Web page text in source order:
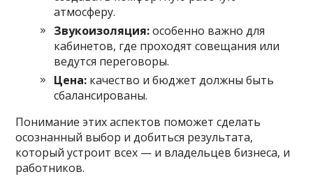
атмосферу.
Звукоизоляция:особенно важно для
кабинетов, где проходят совещания или
ведутся переговоры.
Цена: качество и бюджет должны быть
сбалансированы.
Понимание этих аспектов поможет сделать
осознанный выбор и добиться результата,
который устроит всех — и владельцев бизнеса, и
работников.